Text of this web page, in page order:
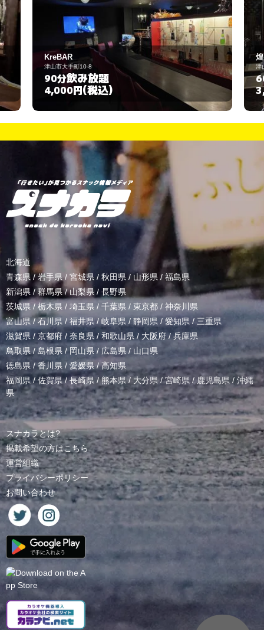
煌（KOU）
津山市山下21-28
60分飲み放題
3,000円(税込)
北海道
青森県 / 岩手県/ 宮城県 / 秋田県 / 山形県/ 福島県
新潟県 /群馬県/山梨県 / 長野県
茨城県 / 栃木県 / 埼玉県 / 千葉県 / 東京都 / 神奈川県
富山県 /石川県/福井県/岐阜県 / 静岡県 / 愛知県 / 三重県
滋賀県 / 京都府 / 奈良県 / 和歌山県/ 大阪府 /兵庫県
鳥取県/ 島根県 /岡山県/ 広島県 / 山口県
徳島県 /香川県 / 愛媛県/高知県
福岡県/佐賀県/長崎県 /熊本県/ 大分県/宮崎県 /鹿児島県 / 沖縄
県
スナカラとは?
掲載希望の方はこちら
運営組織
プライバシーポリシー
お問い合わせ